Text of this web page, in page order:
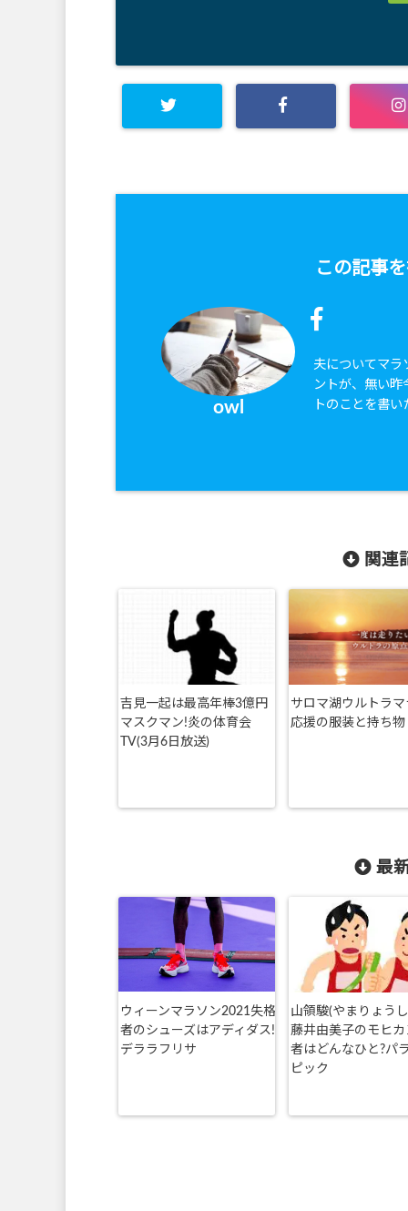
この記事
owl
夫についてマラ
ントが、無い昨
トのことを書
関連
吉見一起は最高年棒3億円
マスクマン!炎の体育会
TV(3月6日放送)
サロマ湖ウルトラ
応援の服装と持ち物
最
ウィーンマラソン2021失格
者のシューズはアディダス!
デララフリサ
山領駿(やまりょう
藤井由美子のモヒ
者はどんなひと?パ
ピック